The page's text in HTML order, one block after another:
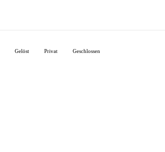
Gelöst Privat Geschlossen